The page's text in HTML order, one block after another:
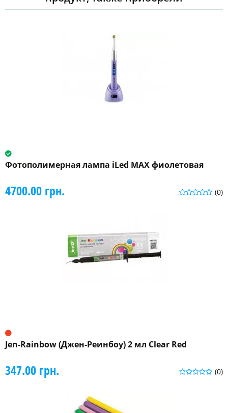
Фотополимерная лампа iLed MAX фиолетовая
(0)
4700.00 грн.
Jen-Rainbow (Джен-Реинбоу) 2 мл Clear Red
(0)
347.00 грн.